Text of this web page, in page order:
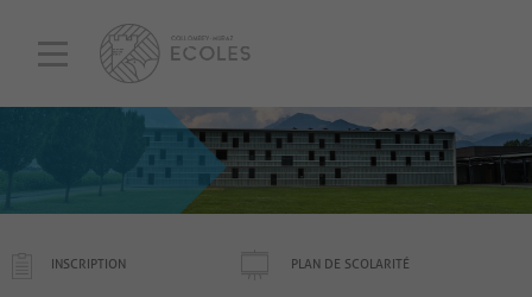
INSCRIPTION PLAN DE SCOLARITÉ